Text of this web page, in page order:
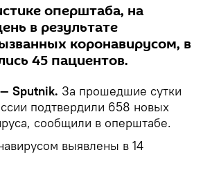
оперштаба, на
в результате
коронавирусом, в
45 пациентов.
Sputnik. За прошедшие сутки
подтвердили 658 новых
сообщили в оперштабе.
выявлены в 14